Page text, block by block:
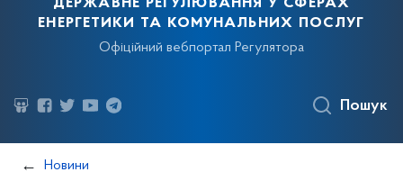
енергетики та комунальних послуг
Офіційний вебпортал Регулятора
Пошук
Новини